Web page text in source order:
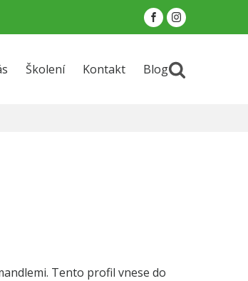
Školení Kontakt Blog
Tento profil vnese do